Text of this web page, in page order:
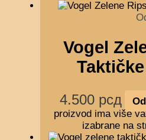
Vogel
4.500 рсд
proizvod ima više
izabrane na